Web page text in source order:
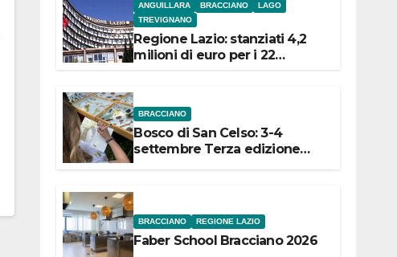
ANGUILLARA BRACCIANO
LAGO
TREVIGNANO
Regione Lazio: stanziati 4,2
milioni di euro per i 22
BRACCIANO
Bosco di San Celso: 3-4
settembre Terza edizione
BRACCIANO REGIONE LAZIO
Faber School Bracciano 2026